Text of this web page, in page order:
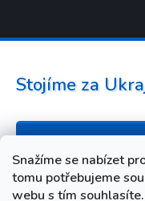
Snažíme se nabízet
tomu potřebujeme
webu s tím souhlasíte.
Stojíme za